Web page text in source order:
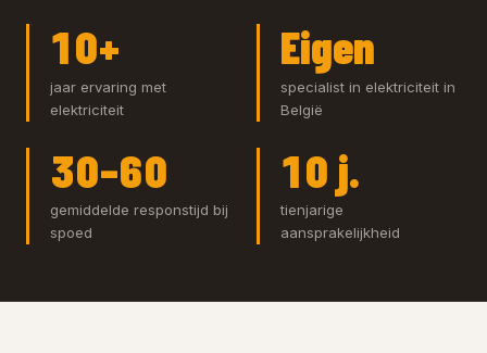
10+
jaar ervaring met
elektriciteit
Eigen
specialist in elektriciteit in
België
30–60
gemiddelde responstijd bij
spoed
10 j.
tienjarige
aansprakelijkheid